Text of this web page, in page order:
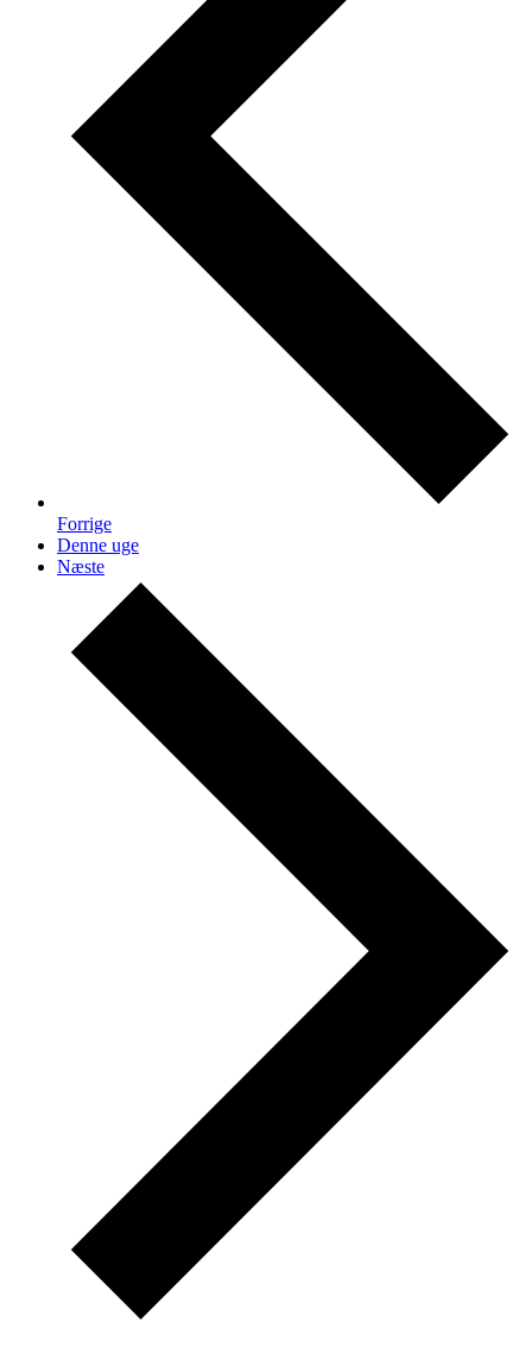
Forrige
Denne uge
Næste